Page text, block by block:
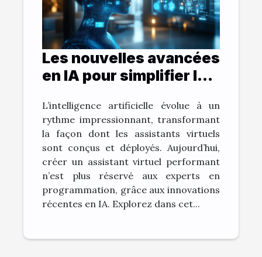
Les nouvelles avancées
en IA pour simplifier la
virtuels
L’intelligence artificielle évolue à un
rythme impressionnant, transformant
la façon dont les assistants virtuels
sont conçus et déployés. Aujourd’hui,
créer un assistant virtuel performant
n’est plus réservé aux experts en
programmation, grâce aux innovations
récentes en IA. Explorez dans cet...